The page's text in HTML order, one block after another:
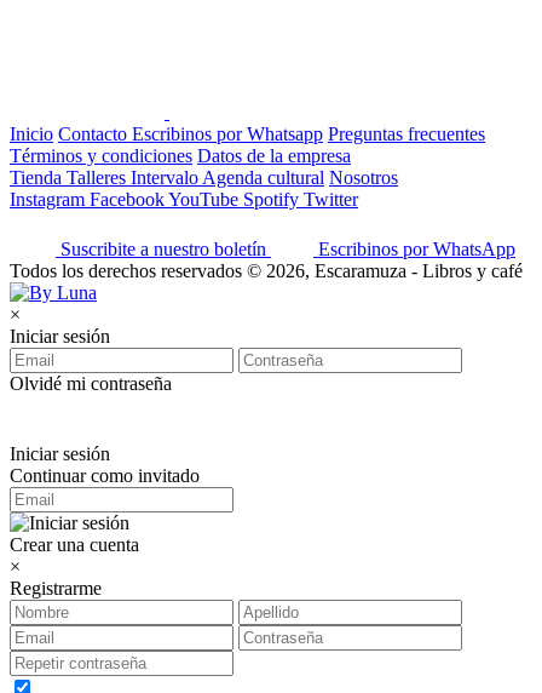
Inicio Contacto Escribinos por Whatsapp Preguntas frecuentes
Términos y condiciones Datos de la empresa
Tienda Talleres Intervalo Agenda cultural Nosotros
Instagram FacebookYouTube Spotify Twitter
Suscribite a nuestro boletín
Escribinos por WhatsApp
Todos los derechos reservados © 2026, Escaramuza - Libros y café
×
Iniciar sesión
Olvidé mi contraseña
Iniciar sesión
Continuar como invitado
Crear una cuenta
×
Registrarme